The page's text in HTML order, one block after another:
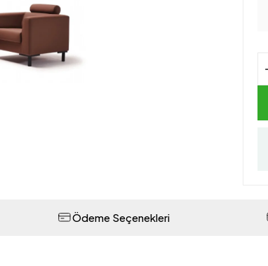
Ödeme Seçenekleri